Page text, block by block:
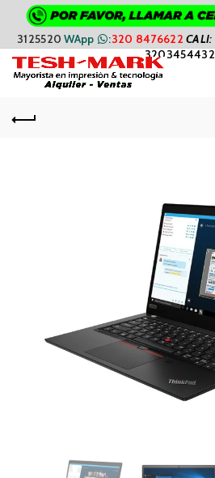
3125520WApp :320 8476622 CALI:
3203454432